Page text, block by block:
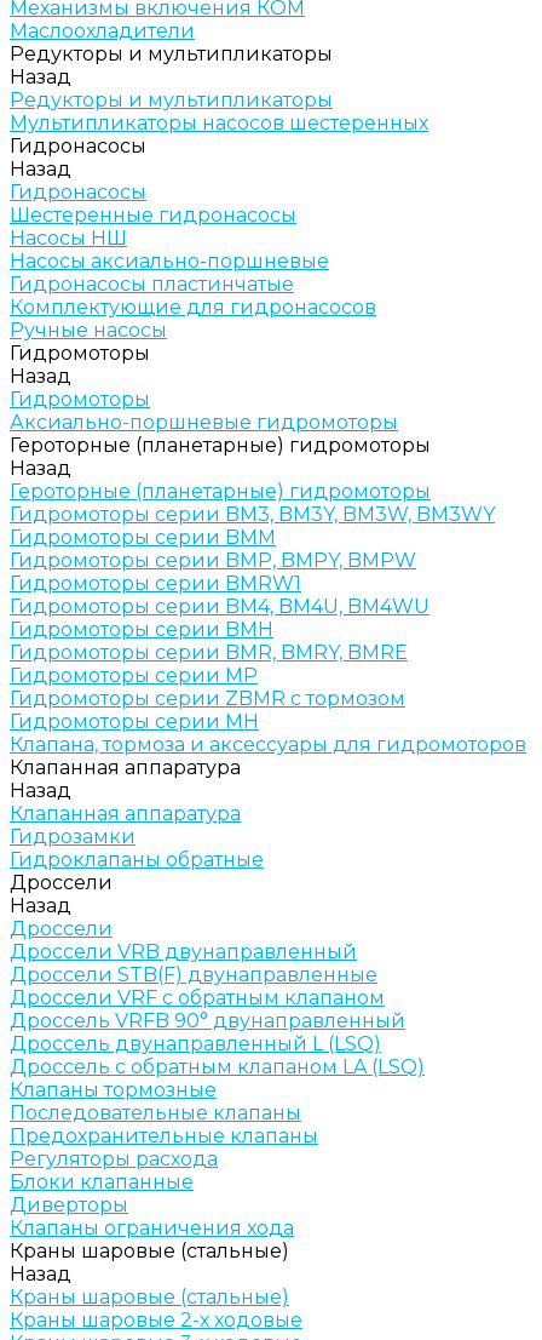
Механизмы включения КОМ
Маслоохладители
Редукторы и мультипликаторы
Назад
Редукторы и мультипликаторы
Мультипликаторы насосов шестеренных
Гидронасосы
Назад
Гидронасосы
Шестеренные гидронасосы
Насосы НШ
Насосы аксиально-поршневые
Гидронасосы пластинчатые
Комплектующие для гидронасосов
Ручные насосы
Гидромоторы
Назад
Гидромоторы
Аксиально-поршневые гидромоторы
Героторные (планетарные) гидромоторы
Назад
Героторные (планетарные) гидромоторы
Гидромоторы серии BM3, BM3Y, BM3W, BM3WY
Гидромоторы серии BMM
Гидромоторы серии BMP, BMPY, BMPW
Гидромоторы серии BMRW1
Гидромоторы серии BМ4, BM4U, BМ4WU
Гидромоторы серии BМH
Гидромоторы серии BМR, BMRY, BМRE
Гидромоторы серии MP
Гидромоторы серии ZBMR с тормозом
Гидромоторы серии МH
Клапана, тормоза и аксессуары для гидромоторов
Клапанная аппаратура
Назад
Клапанная аппаратура
Гидрозамки
Гидроклапаны обратные
Дроссели
Назад
Дроссели
Дроссели VRB двунаправленный
Дроссели STB(F) двунаправленные
Дроссели VRF с обратным клапаном
Дроссель VRFB 90° двунаправленный
Дроссель двунаправленный L (LSQ)
Дроссель с обратным клапаном LA (LSQ)
Клапаны тормозные
Последовательные клапаны
Предохранительные клапаны
Регуляторы расхода
Блоки клапанные
Диверторы
Клапаны ограничения хода
Краны шаровые (стальные)
Назад
Краны шаровые (стальные)
Краны шаровые 2-х ходовые